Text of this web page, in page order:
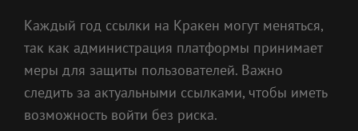
Каждый год ссылки на Кракен могут меняться,
так как администрация платформы принимает
меры для защиты пользователей. Важно
следить за актуальными ссылками, чтобы иметь
возможность войти без риска.